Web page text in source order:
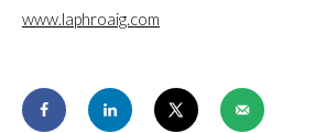
www.laphroaig.com